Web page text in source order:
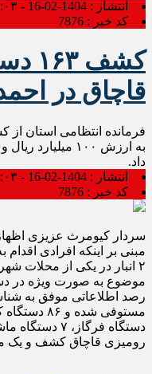
انتشار : 1404-02-16 - ۱۹:۰۳
کد خبر : 7876
قاچاق در
به ارزش ۱۰۰
داد.
انتشار : 1404-02-16 - ۱۹:۰۳
کد خبر : 7876
سردار کیومرث عزیزی
مبنی بر اینکه افرادی
۲ انبار در یکی از محلات
موضوع به صورت ویژه در
رصد اطلاعاتی موفق به
رومیزی قاچاق کشف و یک